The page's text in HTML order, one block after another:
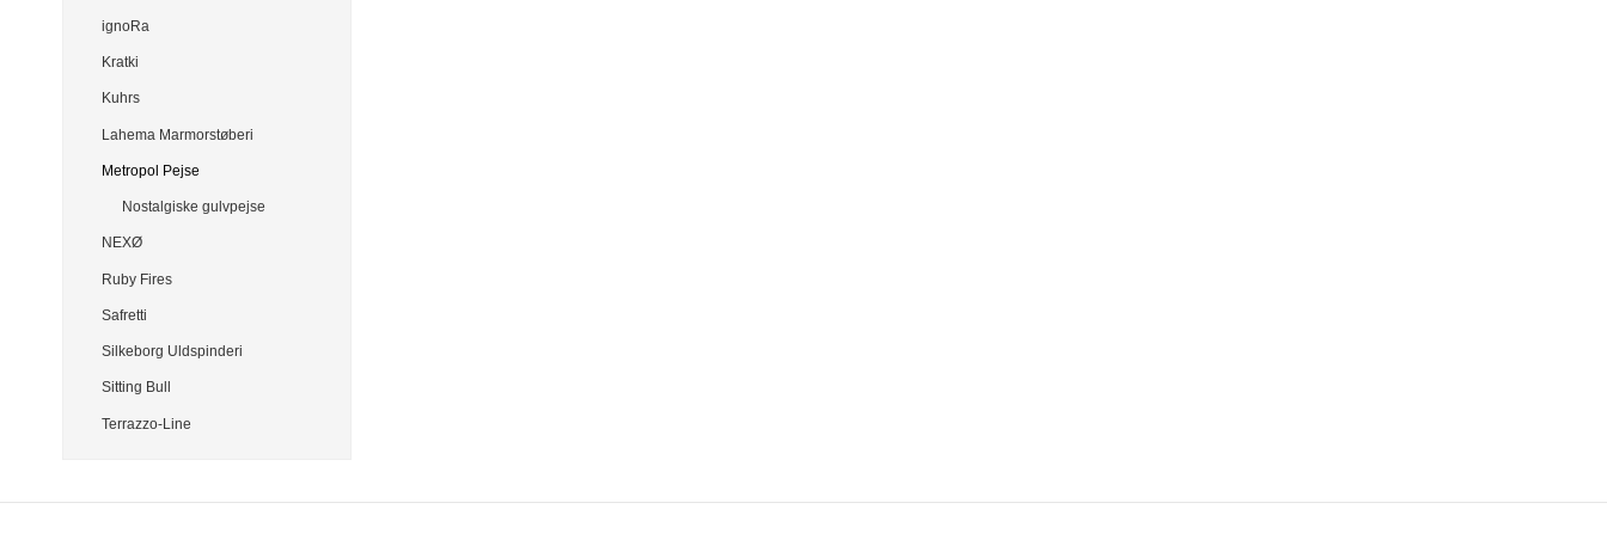
ignoRa
Kratki
Kuhrs
Lahema Marmorstøberi
Metropol Pejse
Nostalgiske gulvpejse
NEXØ
Ruby Fires
Safretti
Silkeborg Uldspinderi
Sitting Bull
Terrazzo-Line